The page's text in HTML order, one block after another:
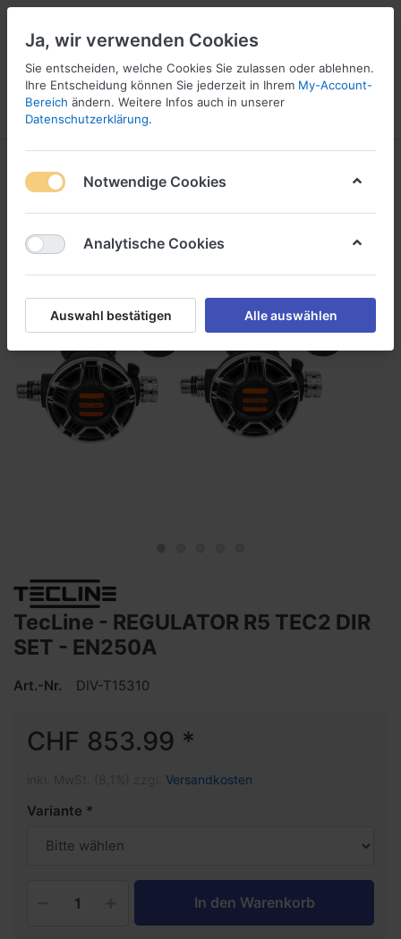
Menü Anmelden
16
TecLine - REGULATOR R5 TEC2 DIR
SET - EN250A
Art.-Nr. DIV-T15310
CHF 853.99 *
Versandkosten
Variante
In den Warenkorb
Ja, wir verwenden Cookies
Sie entscheiden, welche Cookies Sie zulassen oder ablehnen.
Ihre Entscheidung können Sie jederzeit in Ihrem My-Account-
Bereich ändern. Weitere Infos auch in unserer
Datenschutzerklärung.
Notwendige Cookies
Analytische Cookies
Auswahl bestätigen Alle auswählen